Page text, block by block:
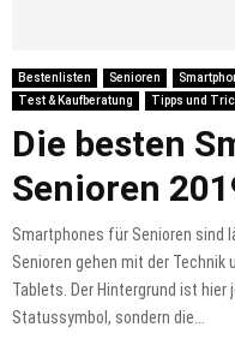
Bestenlisten Senioren
Test & Kaufberatung
Tipps und
Die besten
Senioren
Smartphones für Senioren sind
Senioren gehen mit der
Tablets. Der Hintergrund ist
Statussymbol, sondern die...